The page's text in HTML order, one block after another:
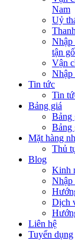
Nam
Uỷ
Nhập
tận
Vận
Nhập
Tin tức
Tin
Bảng giá
Bảng
Bảng
Mặt hàng
Thủ
Blog
Kinh
Nhập
Dịch
Liên hệ
Tuyển dụng